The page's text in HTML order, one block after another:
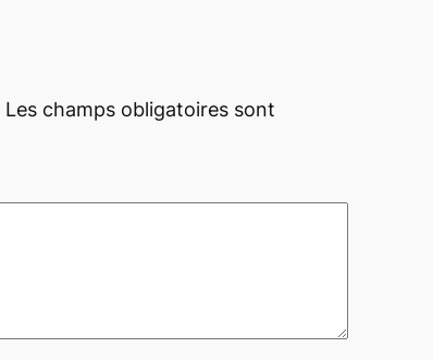
Les champs obligatoires sont